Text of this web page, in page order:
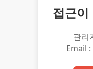
접근이
관리
Email